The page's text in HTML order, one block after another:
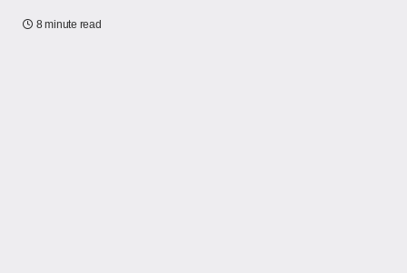
8 minute read